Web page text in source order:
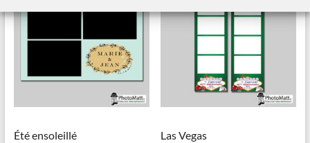
Été ensoleillé
Las Vegas